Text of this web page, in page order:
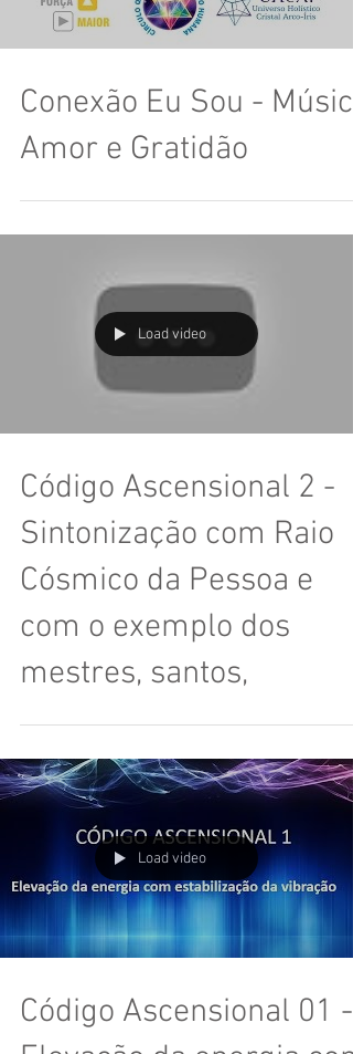
Conexão Eu Sou - Música
Amor e Gratidão
Load video
Código Ascensional 2 -
Sintonização com Raio
Cósmico da Pessoa e
com o exemplo dos
mestres, santos,
Load video
Código Ascensional 01 -